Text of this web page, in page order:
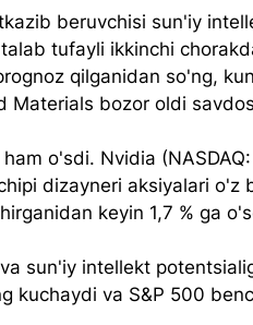
beruvchisi sun'iy
tufayli ikkinchi
qilganidan so'ng,
Materials bozor oldi
o'sdi. Nvidia (NASDAQ:
dizayneri aksiyalari o'z
keyin 1,7 % ga
sun'iy intellekt
kuchaydi va S&P 500